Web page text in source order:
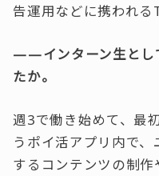
告運用などに携われる
——インターン生とし
たか。
週3で働き始めて、最
うポイ活アプリ内で
するコンテンツの制